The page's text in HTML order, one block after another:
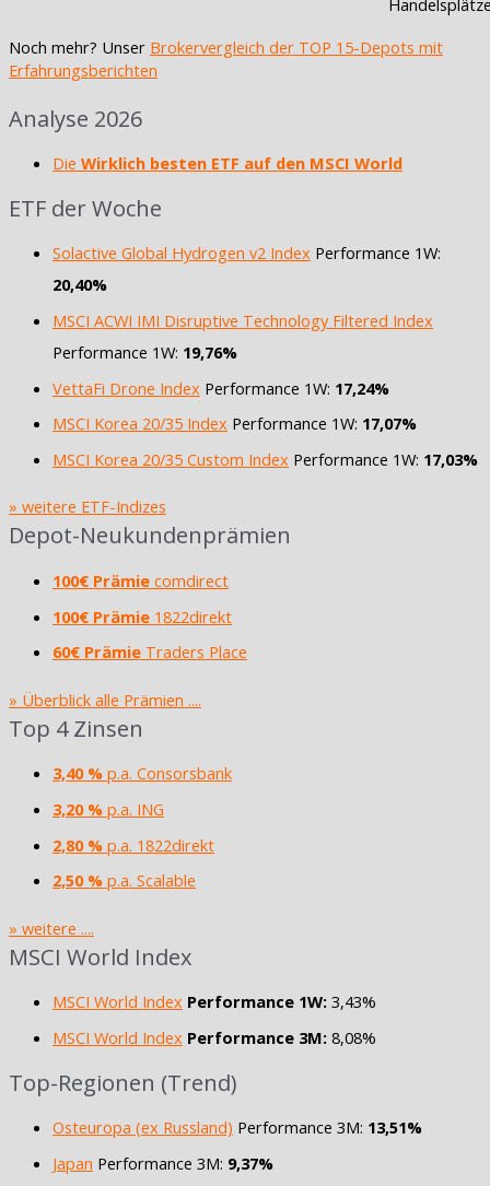
Noch mehr? Unser Brokervergleich der TOP 15-Depots mit
Erfahrungsberichten
Analyse 2026
Die Wirklich besten ETF auf den MSCI World
ETF der Woche
Solactive Global Hydrogen v2 Index Performance 1W:
20,40%
MSCI ACWI IMI Disruptive Technology Filtered Index
Performance 1W: 19,76%
VettaFi Drone Index Performance 1W: 17,24%
MSCI Korea 20/35 Index Performance 1W: 17,07%
MSCI Korea 20/35 Custom Index Performance 1W: 17,03%
» weitere ETF-Indizes
Depot-Neukundenprämien
100€ Prämie comdirect
100€ Prämie 1822direkt
60€ Prämie Traders Place
» Überblick alle Prämien ....
Top 4 Zinsen
3,40 % p.a. Consorsbank
3,20 % p.a. ING
2,80 % p.a. 1822direkt
2,50 % p.a. Scalable
» weitere ....
MSCI World Index
MSCI World Index Performance 1W: 3,43%
MSCI World Index Performance 3M: 8,08%
Top-Regionen (Trend)
Osteuropa (ex Russland) Performance 3M: 13,51%
Japan Performance 3M: 9,37%